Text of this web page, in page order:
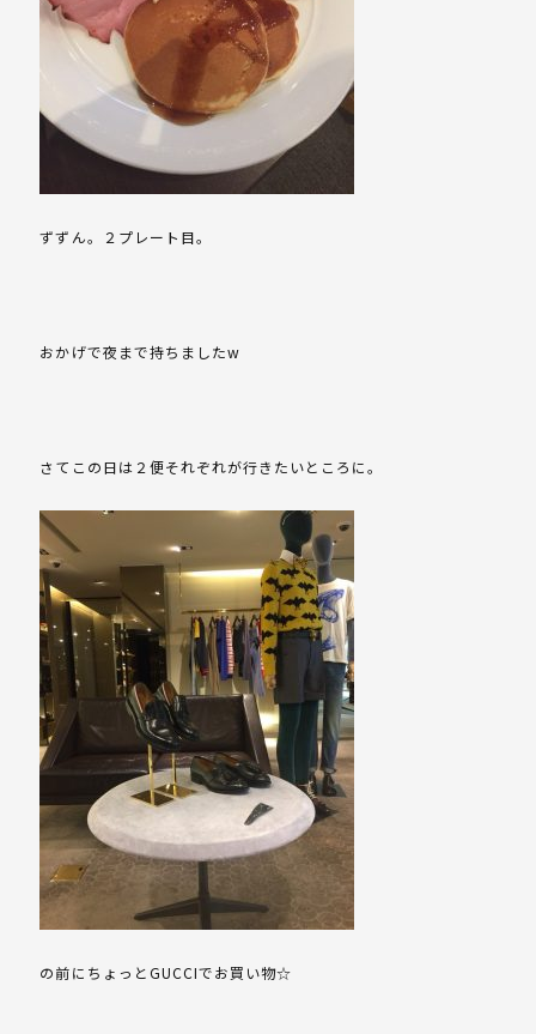
ずずん。２プレート目。
おかげで夜まで持ちましたw
さてこの日は２便それぞれが行きたいところに。
の前にちょっとGUCCIでお買い物☆